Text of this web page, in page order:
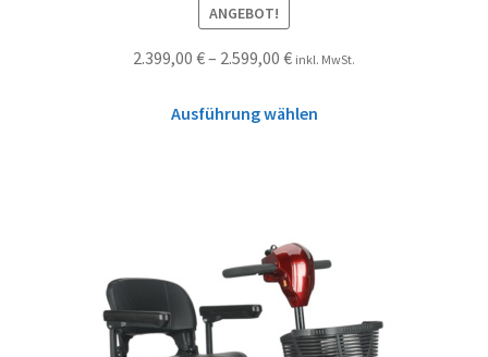
ANGEBOT!
2.399,00 €– 2.599,00 € inkl. MwSt.
Ausführung wählen